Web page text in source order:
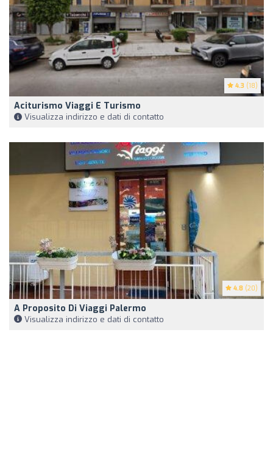
4.3 (18)
Aciturismo Viaggi E Turismo
Visualizza indirizzo e dati di contatto
4.8 (20)
A Proposito Di Viaggi Palermo
Visualizza indirizzo e dati di contatto